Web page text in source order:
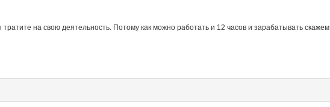
на свою деятельность. Потому как можно работать и 12 часов и зарабатывать